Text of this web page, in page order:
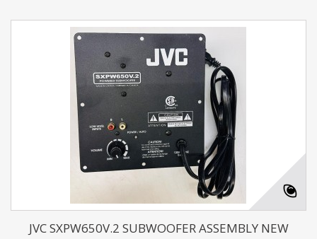
JVC SXPW650V.2 SUBWOOFER ASSEMBLY NEW